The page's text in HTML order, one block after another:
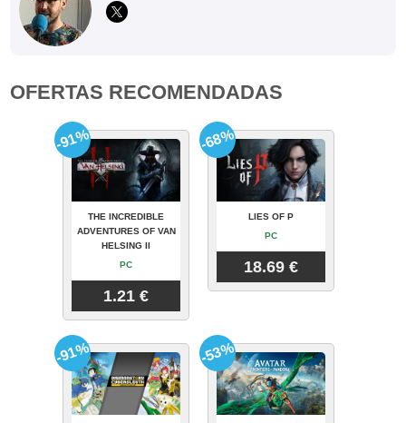
OFERTAS RECOMENDADAS
THE INCREDIBLE
ADVENTURES OF VAN
HELSING II
PC
1.21 €
-91%
LIES OF P
PC
18.69 €
-68%
-91% -53%